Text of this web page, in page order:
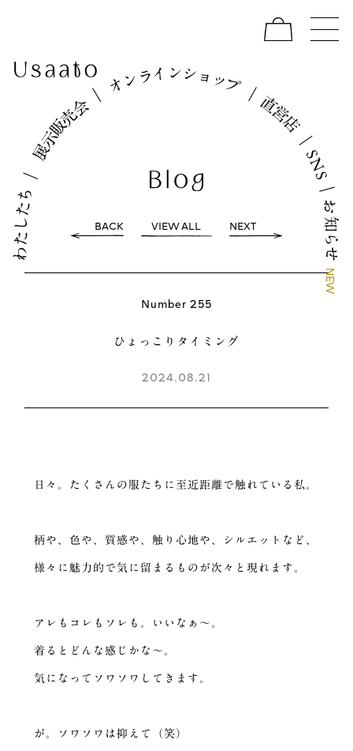
わ
た
し
た
ち
｜
展
示
販売会
｜ オンライ ンショ ップ ｜直営
店
｜
S
N
S
｜
N
E
W
お
知
ら
せ
BACK VIEW ALL NEXT
Number 255
ひょっこりタイミング
2024.08.21
日々。たくさんの服たちに至近距離で触れている私。
柄や、色や、質感や、触り心地や、シルエットなど、
様々に魅力的で気に留まるものが次々と現れます。
アレもコレもソレも。いいなぁ〜。
着るとどんな感じかな〜。
気になってソワソワしてきます。
が。ソワソワは抑えて（笑）